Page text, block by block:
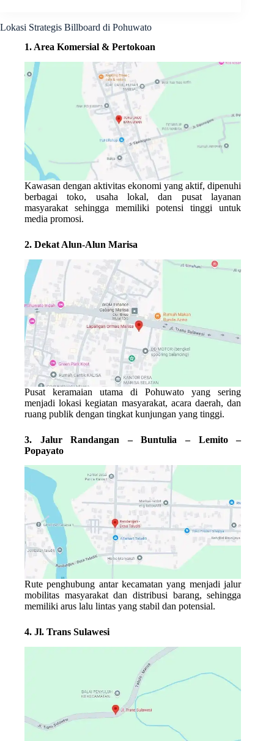
Lokasi Strategis Billboard di Pohuwato
1. Area Komersial & Pertokoan
Kawasan dengan aktivitas ekonomi yang aktif, dipenuhi
berbagai toko, usaha lokal, dan pusat layanan
masyarakat sehingga memiliki potensi tinggi untuk
media promosi.
2. Dekat Alun-Alun Marisa
Pusat keramaian utama di Pohuwato yang sering
menjadi lokasi kegiatan masyarakat, acara daerah, dan
ruang publik dengan tingkat kunjungan yang tinggi.
3. Jalur Randangan – Buntulia – Lemito –
Popayato
Rute penghubung antar kecamatan yang menjadi jalur
mobilitas masyarakat dan distribusi barang, sehingga
memiliki arus lalu lintas yang stabil dan potensial.
4. Jl. Trans Sulawesi